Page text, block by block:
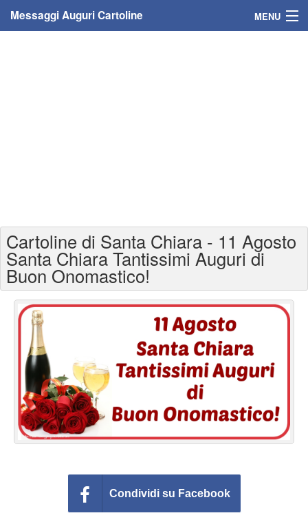
Messaggi Auguri Cartoline MENU
Cartoline auguri anni
Cartoline giorni anno
Cartoline giorni settimana
Cartoline musicali
Cartoline animate
Accedi
Cartoline di Santa Chiara - 11 Agosto
Santa Chiara Tantissimi Auguri di
Buon Onomastico!
Condividi su Facebook